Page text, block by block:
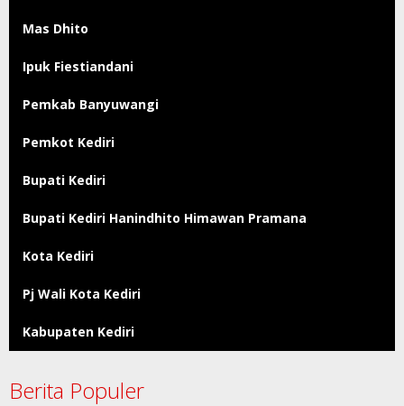
Mas Dhito
Ipuk Fiestiandani
Pemkab Banyuwangi
Pemkot Kediri
Bupati Kediri
Bupati Kediri Hanindhito Himawan Pramana
Kota Kediri
Pj Wali Kota Kediri
Kabupaten Kediri
Berita Populer